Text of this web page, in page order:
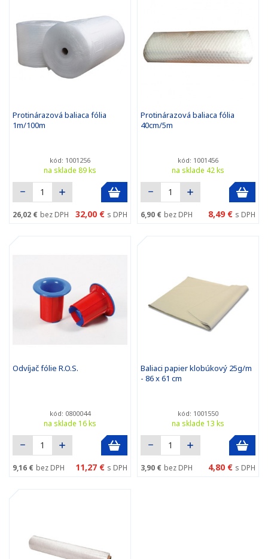
Protinárazová baliaca fólia
1m/100m
kód: 1001256
na sklade 89 ks
26,02 € bez DPH 32,00 € s DPH
Protinárazová baliaca fólia
40cm/5m
kód: 1001456
na sklade 42 ks
6,90 € bez DPH 8,49 € s DPH
Odvíjač fólie R.O.S.
kód: 0800044
na sklade 16 ks
9,16 € bez DPH 11,27 € s DPH
Baliaci papier klobúkový 25g/m
- 86 x 61 cm
kód: 1001550
na sklade 13 ks
3,90 € bez DPH 4,80 € s DPH